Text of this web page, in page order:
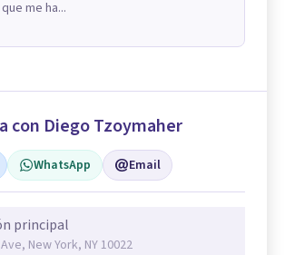
me ha...
con Diego Tzoymaher
WhatsApp Email
principal
New York, NY 10022